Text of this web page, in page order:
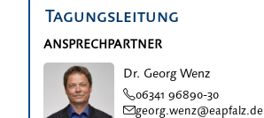
Tagungsleitung
ANSPRECHPARTNER
Dr. Georg Wenz
06341 96890-30
georg.wenz@eapfalz.de